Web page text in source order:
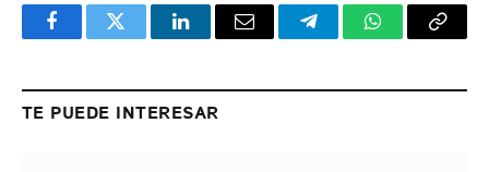
FacebookTwitter LinkedInEmail TelegramWhatsApp
Copy
TE PUEDE INTERESAR